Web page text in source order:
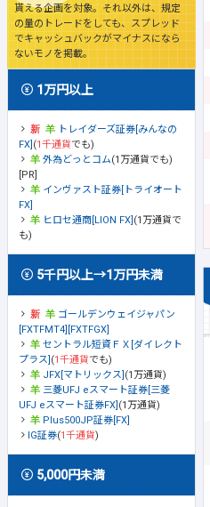
貰える企画を対象。それ以外は、規定
の量のトレードをしても、スプレッド
でキャッシュバックがマイナスになら
ないモノを掲載。
1万円以上
トレイダーズ証券[みんなの
FX] (1千通貨でも)
外為どっとコム(1万通貨でも)
[PR]
インヴァスト証券[トライオート
FX]
ヒロセ通商[LION FX] (1万通貨で
も)
5千円以上→1万円未満
ゴールデンウェイジャパン
[FXTFMT4][FXTFGX]
セントラル短資ＦＸ[ダイレクト
プラス] (1千通貨でも)
JFX[マトリックス] (1万通貨)
三菱UFJ eスマート証券[三菱
UFJ eスマート証券FX] (1万通貨)
Plus500JP証券[FX]
IG証券(1千通貨)
5,000円未満